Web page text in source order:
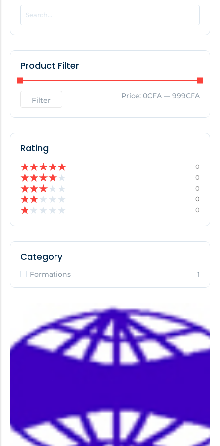
POPULAR THIS WEEK
No Posts Found!
No Posts Found!
Product Filter
Filter Price: 0CFA — 999CFA
Rating
★★★★★ 0
★★★★★ 0
★★★★ ★ 0
★★★ ★ ★ 0
★★ ★ ★ ★ 0
Category
Formations 1